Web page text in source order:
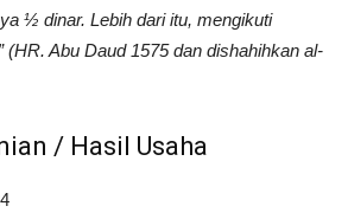
½ dinar. Lebih dari itu, mengikuti
(HR. Abu Daud 1575 dan dishahihkan al-
/ Hasil Usaha